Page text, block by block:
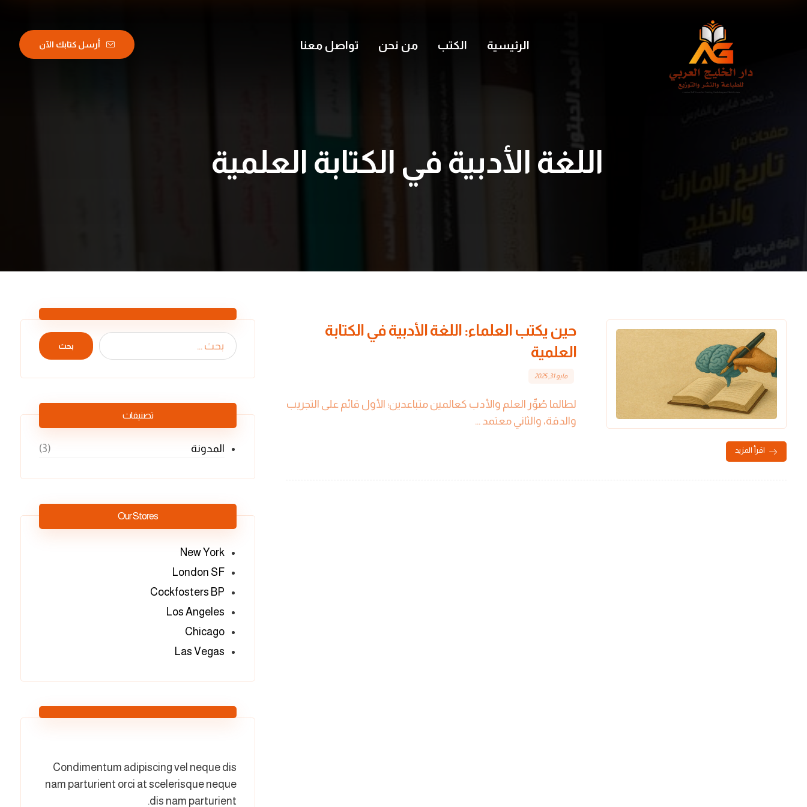
الرئيسية الكتب من نحن تواصل معنا أرسل كتابك الآن
اللغة الأدبية في الكتابة العلمية
حين يكتب العلماء: اللغة الأدبية في الكتابة
العلمية
مايو 31, 2025
لطالما صُوِّر العلم والأدب كعالمين متباعدين؛ الأول قائم على التجريب
والدقة، والثاني معتمد ...
اقرأ المزيد
بحث
تصنيفات
المدونة (3)
Our Stores
New York
London SF
Cockfosters BP
Los Angeles
Chicago
Las Vegas
Condimentum adipiscing vel neque dis
nam parturient orci at scelerisque neque
dis nam parturient.